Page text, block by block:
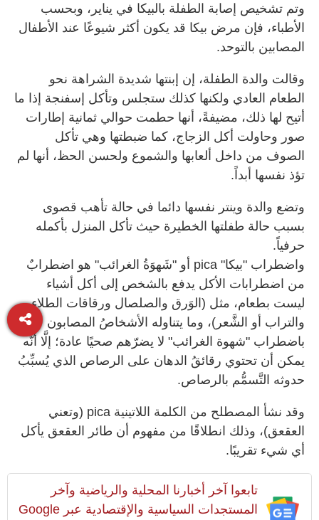
وتم تشخيص إصابة الطفلة بالبيكا في يناير، وبحسب
الأطباء، فإن مرض بيكا قد يكون أكثر شيوعًا عند الأطفال
المصابين بالتوحد.
وقالت والدة الطفلة، إن إبنتها شديدة الشراهة نحو
الطعام العادي ولكنها كذلك ستجلس وتأكل إسفنجة إذا ما
أتيح لها ذلك، مضيفةً، أنها حطمت حوالي ثمانية إطارات
صور وحاولت أكل الزجاج، كما ضبطتها وهي تأكل
الصوف من داخل ألعابها والشموع ولحسن الحظ، أنها لم
تؤذ نفسها أبداً.
وتضع والدة وينتر نفسها دائما في حالة تأهب قصوى
بسبب حالة طفلتها الخطيرة حيث تأكل المنزل بأكمله
حرفياً.
واضطراب "بيكا" pica أو "شَهوَةُ الغرائب" هو اضطرابٌ
من اضطرابات الأكل يدفع بالشخص إلى أكل أشياء
ليست بطعام، مثل (الوَرق والصلصال ورقاقات الطلاء
والتراب أو الشَّعر)، وما يتناوله الأشخاصُ المصابون
باضطراب "شهوة الغرائب" لا يضرّهم صحيًا عادة؛ إلَّا أنَّه
يمكن أن تحتوي رقائقُ الدهان على الرصاص الذي يُسبِّبُ
حدوثه التَّسمُّم بالرصاص.
وقد نشأ المصطلح من الكلمة اللاتينية pica (وتعني
العقعق)، وذلك انطلاقًا من مفهوم أن طائر العقعق يأكل
أي شيء تقريبًا.
تابعوا آخر أخبارنا المحلية والرياضية وآخر
المستجدات السياسية والإقتصادية عبر Google